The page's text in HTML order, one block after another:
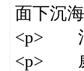
面下沉
<p> 消
<p> 威